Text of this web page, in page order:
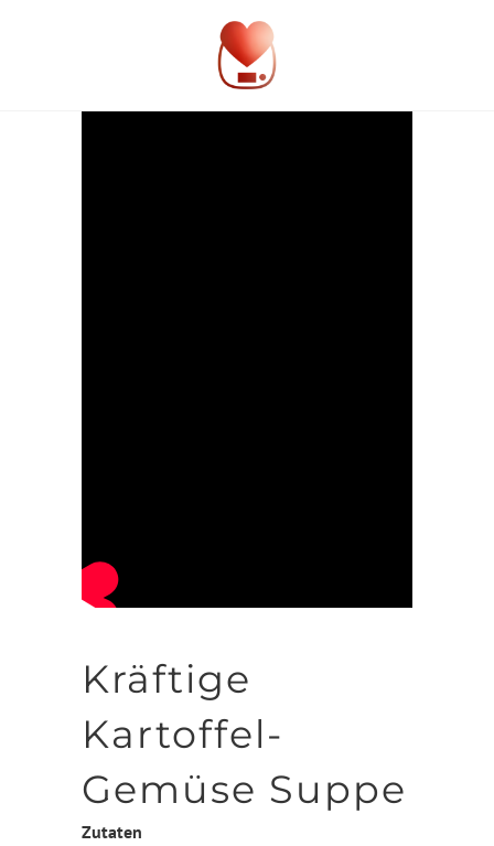
Kräftige
Kartoffel-
Gemüse Suppe
Zutaten